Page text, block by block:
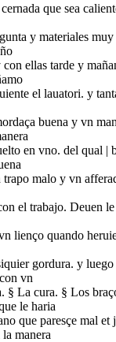
que sea
y materiales
ellas tarde y
el lauatori. y
buena y vn
en vno. del qual |
malo y vn
el trabajo. Deuen
lienço quando
gordura. y luego
vn
§ La cura. § Los
le haria
que paresçe mal
manera